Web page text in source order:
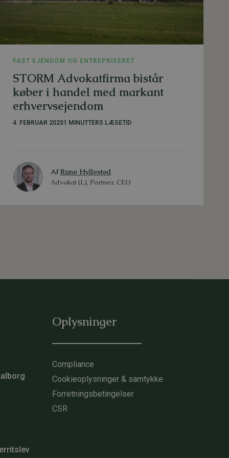
FAST EJENDOM OG ENTREPRISERET
STORM Advokatfirma bistår
køber i handel med markant
erhvervsejendom
4. FEBRUAR 20251 MINUTTERS LÆSETID
AfRune Hyllested
Advokat (L), Partner, CEO
Oplysninger
Compliance
Cookieoplysninger & samtykke
Forretningsbetingelser
CSR